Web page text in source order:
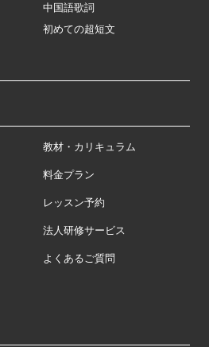
中国語歌詞
初めての超短文
教材・カリキュラム
料金プラン
レッスン予約
法人研修サービス
よくあるご質問